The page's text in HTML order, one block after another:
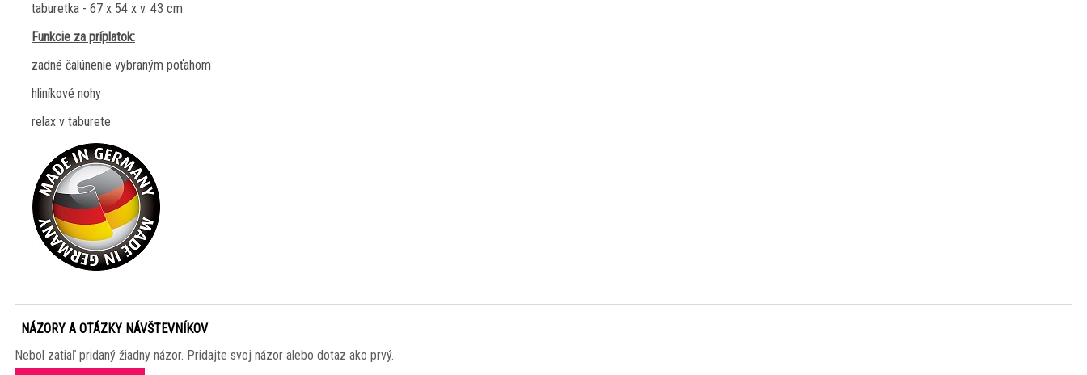
taburetka - 67 x 54 x v. 43 cm
Funkcie za príplatok:
zadné čalúnenie vybraným poťahom
hliníkové nohy
relax v taburete
NÁZORY A OTÁZKY NÁVŠTEVNÍKOV
Nebol zatiaľ pridaný žiadny názor. Pridajte svoj názor alebo dotaz ako prvý.